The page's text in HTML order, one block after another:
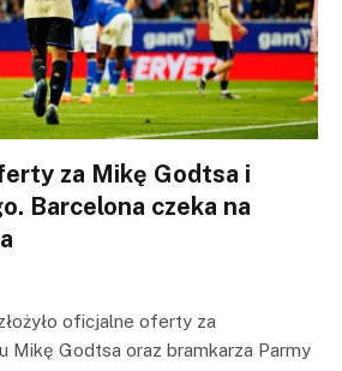
za Mikę Godtsa i
Barcelona czeka na
oficjalne oferty za
Mikę Godtsa oraz bramkarza Parmy